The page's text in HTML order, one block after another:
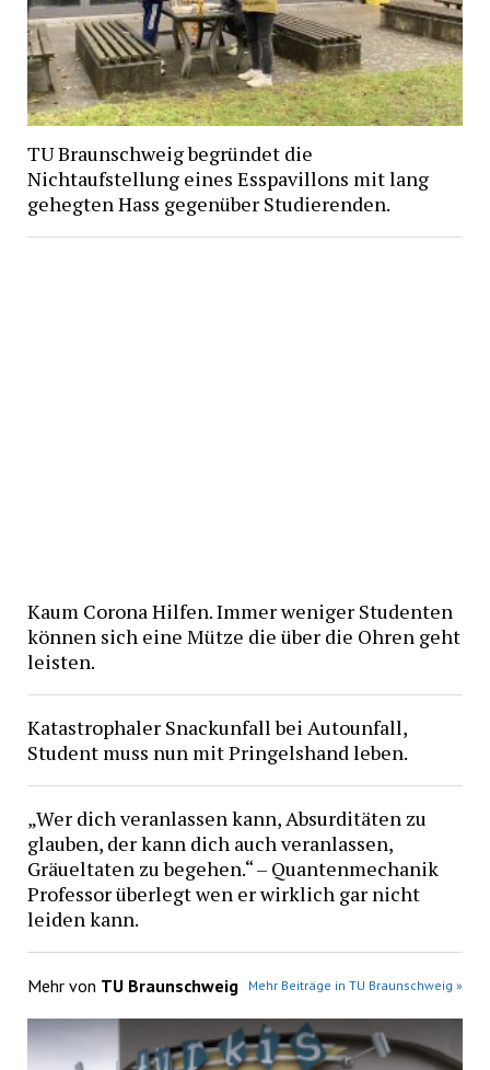
TU Braunschweig begründet die
Nichtaufstellung eines Esspavillons mit lang
gehegten Hass gegenüber Studierenden.
Kaum Corona Hilfen. Immer weniger Studenten
können sich eine Mütze die über die Ohren geht
leisten.
Katastrophaler Snackunfall bei Autounfall,
Student muss nun mit Pringelshand leben.
„Wer dich veranlassen kann, Absurditäten zu
glauben, der kann dich auch veranlassen,
Gräueltaten zu begehen.“ – Quantenmechanik
Professor überlegt wen er wirklich gar nicht
leiden kann.
Mehr von TU Braunschweig Mehr Beiträge in TU Braunschweig »